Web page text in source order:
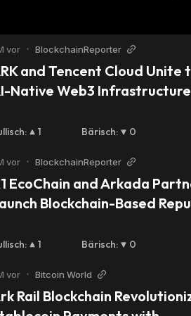
vor • BlockchainReporter
and Tencent Cloud Unite
Native Web3 Infrastructure
: 1 Bärisch: 0
vor • BlockchainReporter
EcoChain and Arkada
Blockchain-Based
: 1 Bärisch: 0
vor • Bitcoin World
Rail Blockchain